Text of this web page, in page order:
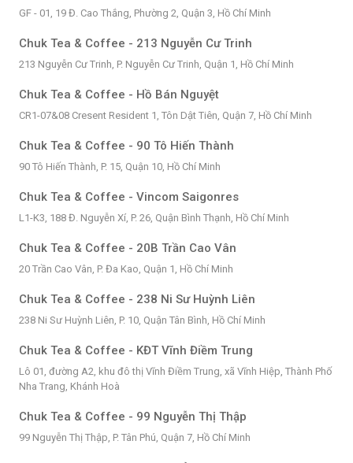
GF - 01, 19 Đ. Cao Thắng, Phường 2, Quận 3, Hồ Chí Minh
Chuk Tea & Coffee - 213 Nguyễn Cư Trinh
213 Nguyễn Cư Trinh, P. Nguyễn Cư Trinh, Quận 1, Hồ Chí Minh
Chuk Tea & Coffee - Hồ Bán Nguyệt
CR1-07&08 Cresent Resident 1, Tôn Dật Tiên, Quận 7, Hồ Chí Minh
Chuk Tea & Coffee - 90 Tô Hiến Thành
90 Tô Hiến Thành, P. 15, Quận 10, Hồ Chí Minh
Chuk Tea & Coffee - Vincom Saigonres
L1-K3, 188 Đ. Nguyễn Xí, P. 26, Quận Bình Thạnh, Hồ Chí Minh
Chuk Tea & Coffee - 20B Trần Cao Vân
20 Trần Cao Vân, P. Đa Kao, Quận 1, Hồ Chí Minh
Chuk Tea & Coffee - 238 Ni Sư Huỳnh Liên
238 Ni Sư Huỳnh Liên, P. 10, Quận Tân Bình, Hồ Chí Minh
Chuk Tea & Coffee - KĐT Vĩnh Điềm Trung
Lô 01, đường A2, khu đô thị Vĩnh Điềm Trung, xã Vĩnh Hiệp, Thành Phố
Nha Trang, Khánh Hoà
Chuk Tea & Coffee - 99 Nguyễn Thị Thập
99 Nguyễn Thị Thập, P. Tân Phú, Quận 7, Hồ Chí Minh